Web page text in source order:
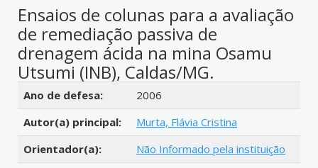
Ensaios de colunas para a avaliação
de remediação passiva de
drenagem ácida na mina Osamu
Utsumi (INB), Caldas/MG.
Detalhes bibliográficos
Ano de defesa:
2006
Autor(a) principal:
Murta, Flávia Cristina
Orientador(a):
Não Informado pela instituição